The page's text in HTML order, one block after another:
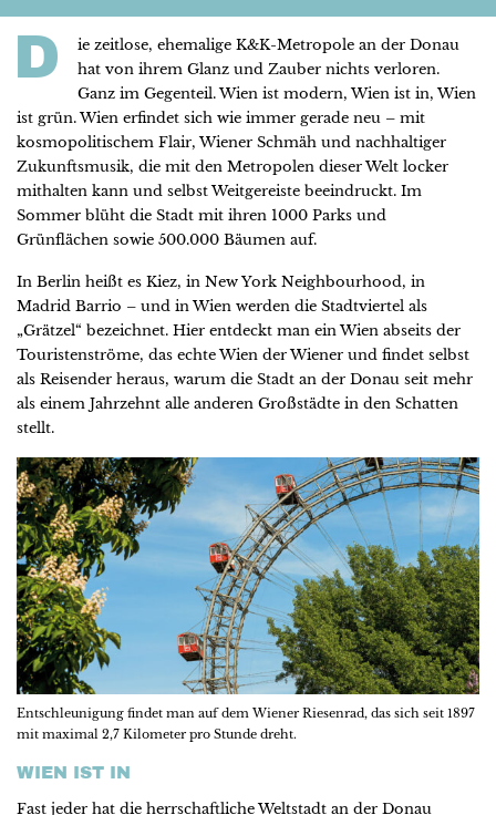
D
ie zeitlose, ehemalige K&K-Metropole an der Donau
hat von ihrem Glanz und Zauber nichts verloren.
Ganz im Gegenteil. Wien ist modern, Wien ist in, Wien
ist grün. Wien erfindet sich wie immer gerade neu – mit
kosmopolitischem Flair, Wiener Schmäh und nachhaltiger
Zukunftsmusik, die mit den Metropolen dieser Welt locker
mithalten kann und selbst Weitgereiste beeindruckt. Im
Sommer blüht die Stadt mit ihren 1000 Parks und
Grünflächen sowie 500.000 Bäumen auf.
In Berlin heißt es Kiez, in New York Neighbourhood, in
Madrid Barrio – und in Wien werden die Stadtviertel als
„Grätzel“ bezeichnet. Hier entdeckt man ein Wien abseits der
Touristenströme, das echte Wien der Wiener und findet selbst
als Reisender heraus, warum die Stadt an der Donau seit mehr
als einem Jahrzehnt alle anderen Großstädte in den Schatten
stellt.
Entschleunigung findet man auf dem Wiener Riesenrad, das sich seit 1897
mit maximal 2,7 Kilometer pro Stunde dreht.
WIEN IST IN
Fast jeder hat die herrschaftliche Weltstadt an der Donau